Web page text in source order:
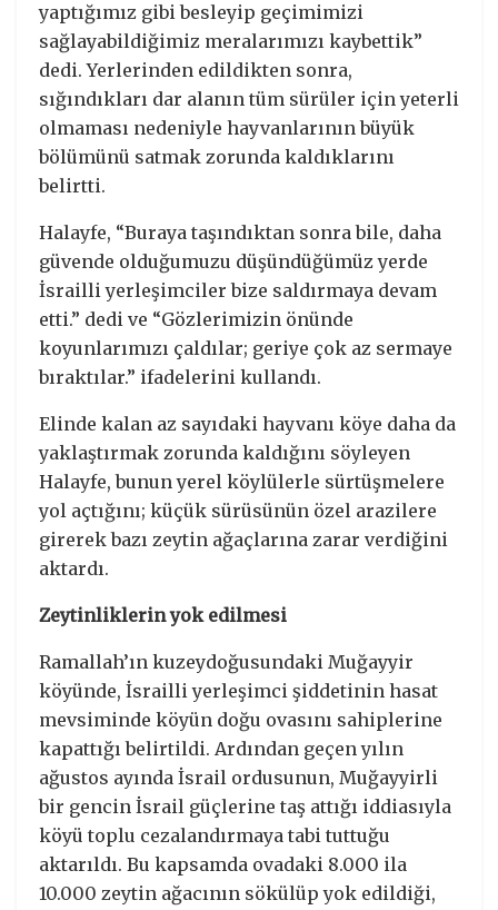
yaptığımız gibi besleyip geçimimizi
sağlayabildiğimiz meralarımızı kaybettik”
dedi. Yerlerinden edildikten sonra,
sığındıkları dar alanın tüm sürüler için yeterli
olmaması nedeniyle hayvanlarının büyük
bölümünü satmak zorunda kaldıklarını
belirtti.
Halayfe, “Buraya taşındıktan sonra bile, daha
güvende olduğumuzu düşündüğümüz yerde
İsrailli yerleşimciler bize saldırmaya devam
etti.” dedi ve “Gözlerimizin önünde
koyunlarımızı çaldılar; geriye çok az sermaye
bıraktılar.” ifadelerini kullandı.
Elinde kalan az sayıdaki hayvanı köye daha da
yaklaştırmak zorunda kaldığını söyleyen
Halayfe, bunun yerel köylülerle sürtüşmelere
yol açtığını; küçük sürüsünün özel arazilere
girerek bazı zeytin ağaçlarına zarar verdiğini
aktardı.
Zeytinliklerin yok edilmesi
Ramallah’ın kuzeydoğusundaki Muğayyir
köyünde, İsrailli yerleşimci şiddetinin hasat
mevsiminde köyün doğu ovasını sahiplerine
kapattığı belirtildi. Ardından geçen yılın
ağustos ayında İsrail ordusunun, Muğayyirli
bir gencin İsrail güçlerine taş attığı iddiasıyla
köyü toplu cezalandırmaya tabi tuttuğu
aktarıldı. Bu kapsamda ovadaki 8.000 ila
10.000 zeytin ağacının sökülüp yok edildiği,